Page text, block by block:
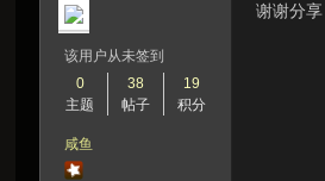
该用户从未签到
0
主题
38
帖子
19
积分
咸鱼
谢谢分